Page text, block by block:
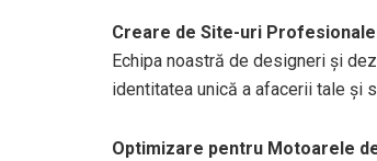
Creare de Site-uri
Echipa noastră de designeri și
identitatea unică a afacerii tale și
Optimizare pentru Motoarele